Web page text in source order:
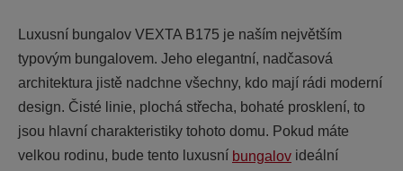
Luxusní bungalov VEXTA B175 je naším největším
typovým bungalovem. Jeho elegantní, nadčasová
architektura jistě nadchne všechny, kdo mají rádi moderní
design. Čisté linie, plochá střecha, bohaté prosklení, to
jsou hlavní charakteristiky tohoto domu. Pokud máte
velkou rodinu, bude tento luxusní bungalov ideální